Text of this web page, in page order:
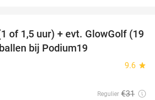
36%
of 1,5 uur) + evt. GlowGolf (19
bij Podium19
9.6 star
Regulier €31